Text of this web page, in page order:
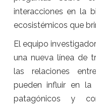
interacciones en la
ecosistémicos que
El equipo
una nueva línea de
las relaciones
pueden influir en la
patagónicos y